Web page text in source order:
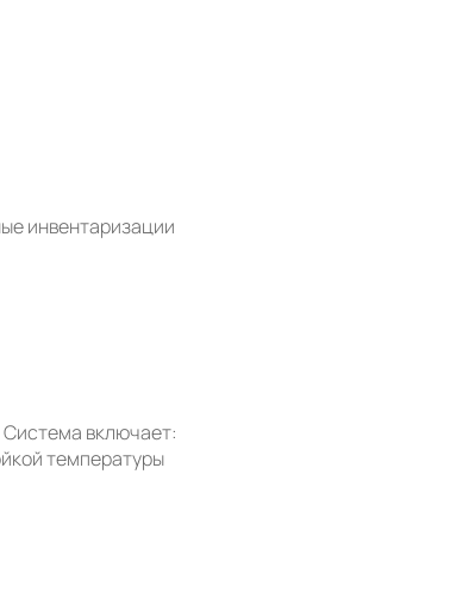
инвентаризации
Система включает:
температуры